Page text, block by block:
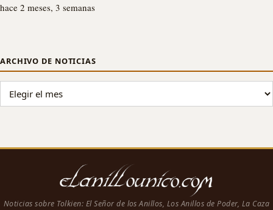
hace 2 meses, 3 semanas
ARCHIVO DE NOTICIAS
ARCHIVO DE NOTICIAS
Noticias sobre Tolkien: El Señor de los Anillos, Los Anillos de Poder, La Caza